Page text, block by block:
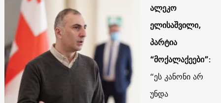
ალეკო
ელისაშვილი,
პარტია
“მოქალაქეები”:
“ეს კანონი არ
უნდა